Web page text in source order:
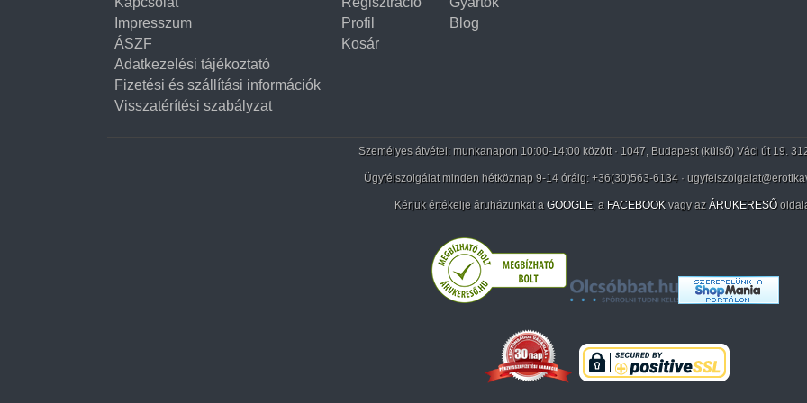
Impresszum
ÁSZF
Adatkezelési tájékoztató
Fizetési és szállítási információk
Visszatérítési szabályzat
Profil
Kosár
Blog
Személyes átvétel: munkanapon 10:00-14:00 között · 1047, Budapest (külső) Váci út 19.
Ügyfélszolgálat minden hétköznap 9-14 óráig: +36(30)563-6134 ·
Kérjük értékelje áruházunkat a GOOGLE, a FACEBOOK vagy az ÁRUKERESŐ